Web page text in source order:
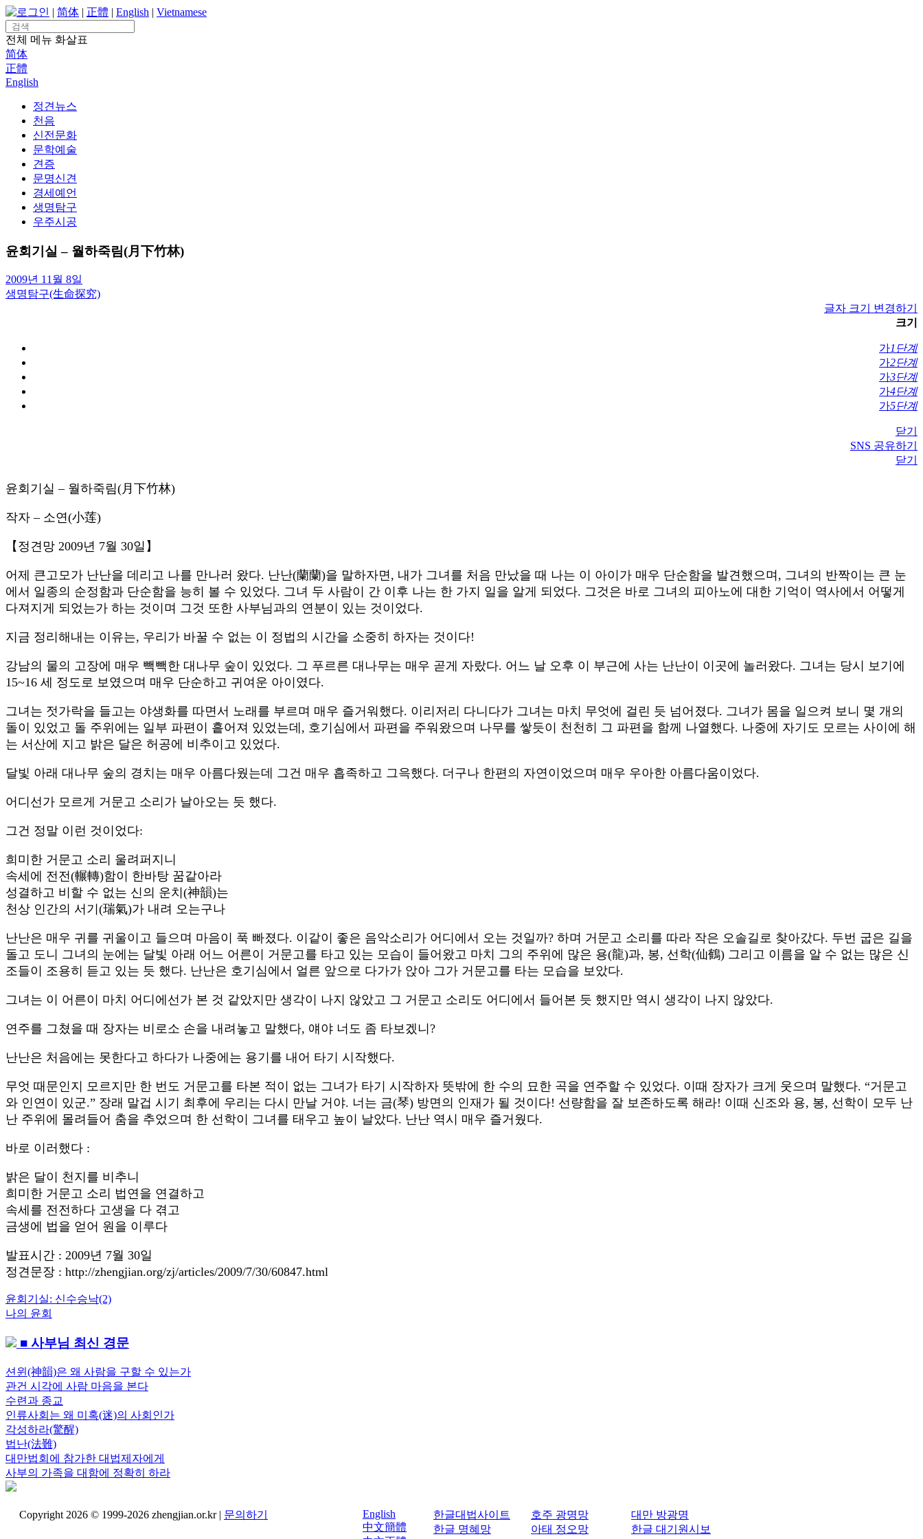
Skip
to
content
로그인 | 简体 | 正體 | English | Vietnamese
Search
for:
전체 메뉴 화살표
简体
正體
English
정견뉴스
천음
신전문화
문학예술
견증
문명신견
경세예언
생명탐구
우주시공
윤회기실 – 월하죽림(月下竹林)
2009년 11월 8일
생명탐구(生命探究)
글자 크기 변경하기
크기
가1단계
가2단계
가3단계
가4단계
가5단계
닫기
SNS 공유하기
닫기
윤회기실 – 월하죽림(月下竹林)
작자 – 소연(小莲)
【정견망 2009년 7월 30일】
어제 큰고모가 난난을 데리고 나를 만나러 왔다. 난난(蘭蘭)을 말하자면, 내가 그녀를 처음 만났을 때 나는 이 아이가 매우 단순함을 발견했으며, 그녀의 반짝이는 큰 눈
에서 일종의 순정함과 단순함을 능히 볼 수 있었다. 그녀 두 사람이 간 이후 나는 한 가지 일을 알게 되었다. 그것은 바로 그녀의 피아노에 대한 기억이 역사에서 어떻게
다져지게 되었는가 하는 것이며 그것 또한 사부님과의 연분이 있는 것이었다.
지금 정리해내는 이유는, 우리가 바꿀 수 없는 이 정법의 시간을 소중히 하자는 것이다!
강남의 물의 고장에 매우 빽빽한 대나무 숲이 있었다. 그 푸르른 대나무는 매우 곧게 자랐다. 어느 날 오후 이 부근에 사는 난난이 이곳에 놀러왔다. 그녀는 당시 보기에
15~16 세 정도로 보였으며 매우 단순하고 귀여운 아이였다.
그녀는 젓가락을 들고는 야생화를 따면서 노래를 부르며 매우 즐거워했다. 이리저리 다니다가 그녀는 마치 무엇에 걸린 듯 넘어졌다. 그녀가 몸을 일으켜 보니 몇 개의
돌이 있었고 돌 주위에는 일부 파편이 흩어져 있었는데, 호기심에서 파편을 주워왔으며 나무를 쌓듯이 천천히 그 파편을 함께 나열했다. 나중에 자기도 모르는 사이에 해
는 서산에 지고 밝은 달은 허공에 비추이고 있었다.
달빛 아래 대나무 숲의 경치는 매우 아름다웠는데 그건 매우 흡족하고 그윽했다. 더구나 한편의 자연이었으며 매우 우아한 아름다움이었다.
어디선가 모르게 거문고 소리가 날아오는 듯 했다.
그건 정말 이런 것이었다:
희미한 거문고 소리 울려퍼지니
속세에 전전(輾轉)함이 한바탕 꿈같아라
성결하고 비할 수 없는 신의 운치(神韻)는
천상 인간의 서기(瑞氣)가 내려 오는구나
난난은 매우 귀를 귀울이고 들으며 마음이 푹 빠졌다. 이같이 좋은 음악소리가 어디에서 오는 것일까? 하며 거문고 소리를 따라 작은 오솔길로 찾아갔다. 두번 굽은 길을
돌고 도니 그녀의 눈에는 달빛 아래 어느 어른이 거문고를 타고 있는 모습이 들어왔고 마치 그의 주위에 많은 용(龍)과, 봉, 선학(仙鶴) 그리고 이름을 알 수 없는 많은 신
조들이 조용히 듣고 있는 듯 했다. 난난은 호기심에서 얼른 앞으로 다가가 앉아 그가 거문고를 타는 모습을 보았다.
그녀는 이 어른이 마치 어디에선가 본 것 같았지만 생각이 나지 않았고 그 거문고 소리도 어디에서 들어본 듯 했지만 역시 생각이 나지 않았다.
연주를 그쳤을 때 장자는 비로소 손을 내려놓고 말했다, 얘야 너도 좀 타보겠니?
난난은 처음에는 못한다고 하다가 나중에는 용기를 내어 타기 시작했다.
무엇 때문인지 모르지만 한 번도 거문고를 타본 적이 없는 그녀가 타기 시작하자 뜻밖에 한 수의 묘한 곡을 연주할 수 있었다. 이때 장자가 크게 웃으며 말했다. “거문고
와 인연이 있군.” 장래 말겁 시기 최후에 우리는 다시 만날 거야. 너는 금(琴) 방면의 인재가 될 것이다! 선량함을 잘 보존하도록 해라! 이때 신조와 용, 봉, 선학이 모두 난
난 주위에 몰려들어 춤을 추었으며 한 선학이 그녀를 태우고 높이 날았다. 난난 역시 매우 즐거웠다.
바로 이러했다 :
밝은 달이 천지를 비추니
희미한 거문고 소리 법연을 연결하고
속세를 전전하다 고생을 다 겪고
금생에 법을 얻어 원을 이루다
발표시간 : 2009년 7월 30일
정견문장 : http://zhengjian.org/zj/articles/2009/7/30/60847.html
글
내
비
게
이
션
Previous
Post:
윤회기실: 신수승낙(2)
Next
나의 윤회
■ 사부님 최신 경문
션윈(神韻)은 왜 사람을 구할 수 있는가
관건 시각에 사람 마음을 본다
수련과 종교
인류사회는 왜 미혹(迷)의 사회인가
각성하라(驚醒)
법난(法難)
대만법회에 참가한 대법제자에게
사부의 가족을 대함에 정확히 하라
Copyright 2026 © 1999-2026 zhengjian.or.kr | 문의하기
English
中文簡體
한글대법사이트
한글 명혜망
호주 광명망
아태 정오망
대만 방광명
한글 대기원시보